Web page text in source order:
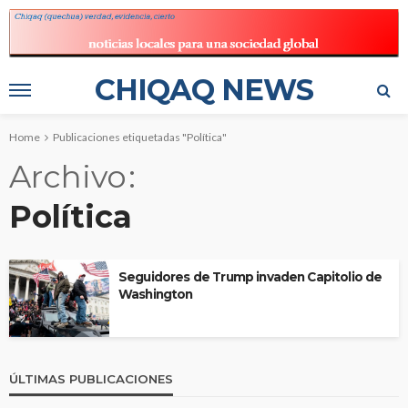
CHIQAQ NEWS
Home Publicaciones etiquetadas "Política"
Archivo
Política
Seguidores de Trump invaden Capitolio de
Washington
ÚLTIMAS PUBLICACIONES